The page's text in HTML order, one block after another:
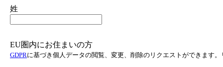
姓
EU圏内にお住まいの方
GDPRに基づき個人データの閲覧、変更、削除のリクエストができます